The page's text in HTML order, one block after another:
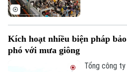
Tư vấn sức khỏe
Quần vợt
Golf
Tin tức
Sao
Đã phát sóng
những ngày
Kích hoạt nhiều biện pháp
phó với mưa giông
Tổng công ty